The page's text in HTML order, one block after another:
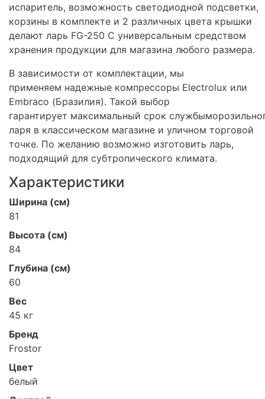
испаритель, возможность светодиодной подсветки,
корзины в комплекте и 2 различных цвета крышки
делают ларь FG-250 C универсальным средством
хранения продукции для магазина любого размера.
В зависимости от комплектации, мы
применяем надежные компрессоры Electrolux или
Embraco (Бразилия). Такой выбор
гарантирует максимальный срок
ларя в классическом магазине и уличном торговой
точке. По желанию возможно изготовить ларь,
подходящий для субтропического климата.
Характеристики
Ширина (см)
81
Высота (см)
84
Глубина (см)
60
Вес
45 кг
Бренд
Frostor
Цвет
белый